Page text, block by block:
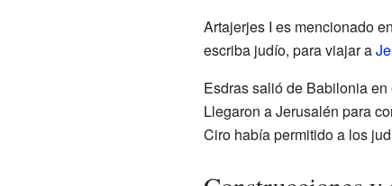
Artajerjes I es mencionado
escriba judío, para viajar a
Esdras salió de Babilonia
Llegaron a Jerusalén para
Ciro había permitido a los